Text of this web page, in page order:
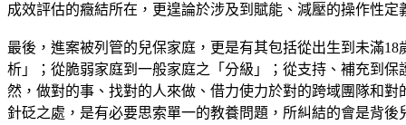
成效評估的癥結所在，更遑論於涉及到賦能、減壓的操作性
最後，進案被列管的兒保家庭，更是有其包括從出生到未滿
析」；從脆弱家庭到一般家庭之「分級」；從支持、補充到
然，做對的事、找對的人來做、借力使力於對的跨域團隊和
針砭之處，是有必要思索單一的教養問題，所糾結的會是背